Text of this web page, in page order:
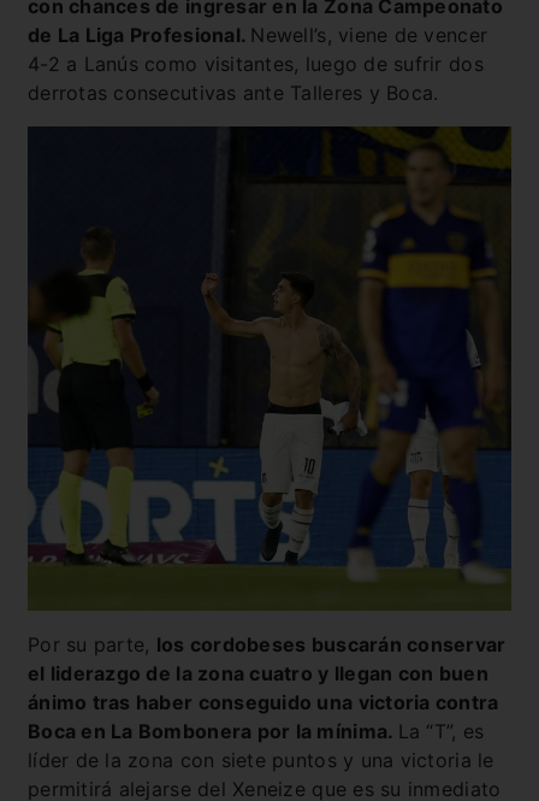
con chances de ingresar en la Zona Campeonato
de La Liga Profesional. Newell’s, viene de vencer
4-2 a Lanús como visitantes, luego de sufrir dos
derrotas consecutivas ante Talleres y Boca.
Por su parte, los cordobeses buscarán conservar
el liderazgo de la zona cuatro y llegan con buen
ánimo tras haber conseguido una victoria contra
Boca en La Bombonera por la mínima. La “T”, es
líder de la zona con siete puntos y una victoria le
permitirá alejarse del Xeneize que es su inmediato